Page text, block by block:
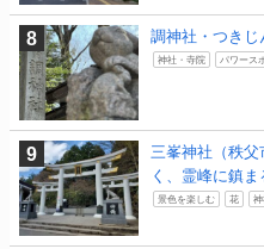
調神社・つきじ
神社・寺院 パワース
三峯神社（秩
く、霊峰に鎮ま
景色を楽しむ 花 神